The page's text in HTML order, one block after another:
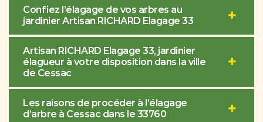
Confiez l’élagage de vos arbres au
jardinier Artisan RICHARD Elagage 33
Artisan RICHARD Elagage 33, jardinier
élagueur à votre disposition dans la ville
de Cessac
Les raisons de procéder à l’élagage
d’arbre à Cessac dans le 33760